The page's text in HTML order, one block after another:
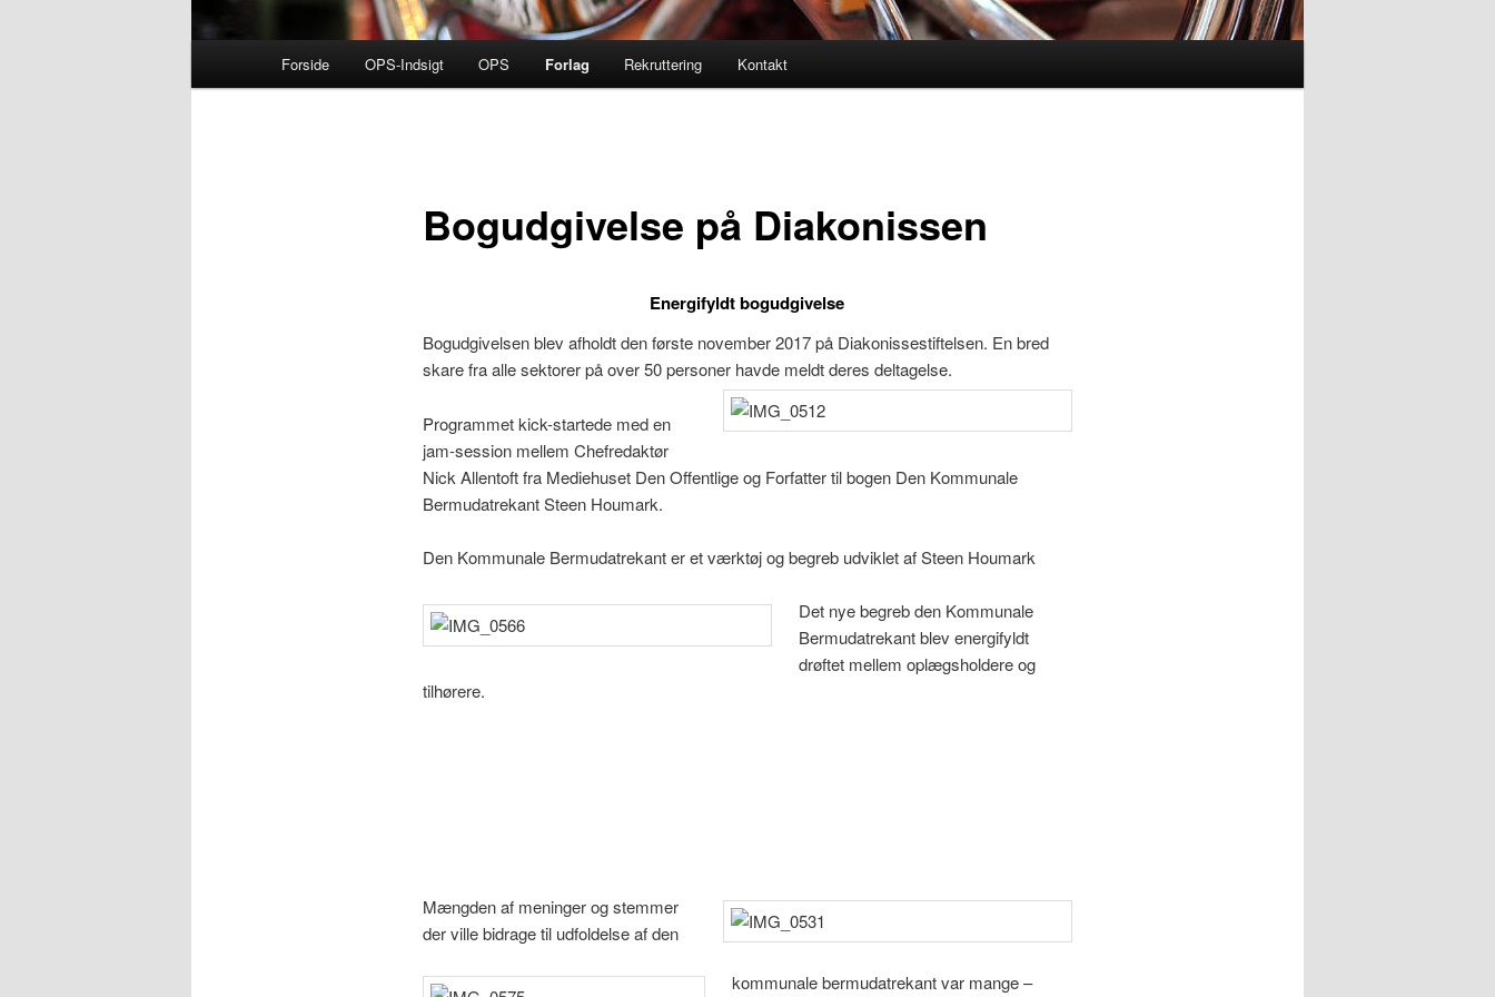
Fortsæt
Forside OPS-Indsigt OPS Forlag Rekruttering Kontakt
Bogudgivelse på Diakonissen
Energifyldt bogudgivelse
Bogudgivelsen blev afholdt den første november 2017 på Diakonissestiftelsen. En bred
skare fra alle sektorer på over 50 personer havde meldt deres deltagelse.
Programmet kick-startede med en
jam-session mellem Chefredaktør
Nick Allentoft fra Mediehuset Den Offentlige og Forfatter til bogen Den Kommunale
Bermudatrekant Steen Houmark.
Den Kommunale Bermudatrekant er et værktøj og begreb udviklet af Steen Houmark
Det nye begreb den Kommunale
Bermudatrekant blev energifyldt
drøftet mellem oplægsholdere og
tilhørere.
Mængden af meninger og stemmer
der ville bidrage til udfoldelse af den
kommunale bermudatrekant var mange –